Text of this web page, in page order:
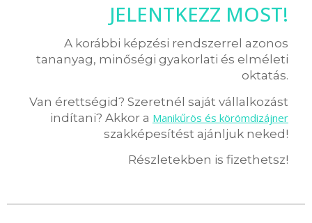
JELENTKEZZ MOST!
A korábbi képzési rendszerrel azonos
tananyag, minőségi gyakorlati és elméleti
oktatás.
Van érettségid? Szeretnél saját vállalkozást
indítani? Akkor a Manikűrös és körömdizájner
szakképesítést ajánljuk neked!
Részletekben is fizethetsz!